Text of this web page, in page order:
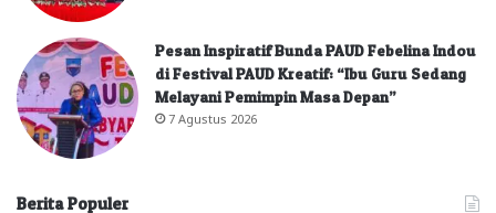
Pesan Inspiratif Bunda PAUD Febelina Indou
di Festival PAUD Kreatif: “Ibu Guru Sedang
Melayani Pemimpin Masa Depan”
7 Agustus 2026
Berita Populer